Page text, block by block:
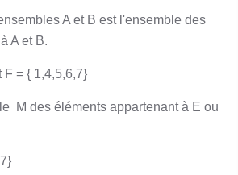
A et B est l'ensemble des
A et B.
F = { 1,4,5,6,7}
M des éléments appartenant à E ou